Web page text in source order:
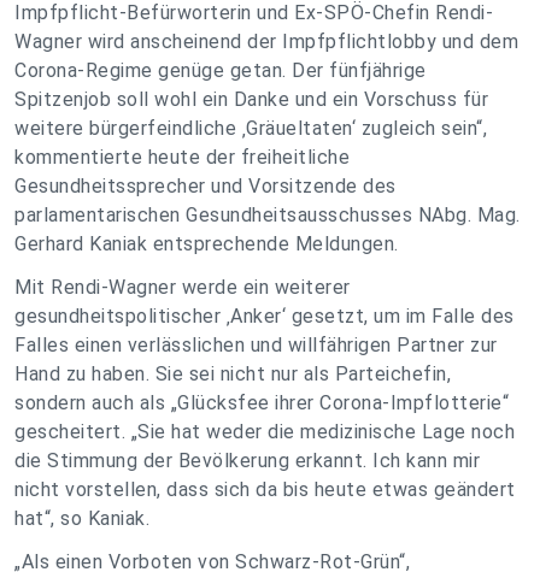
Impfpflicht-Befürworterin und Ex-SPÖ-Chefin Rendi-
Wagner wird anscheinend der Impfpflichtlobby und dem
Corona-Regime genüge getan. Der fünfjährige
Spitzenjob soll wohl ein Danke und ein Vorschuss für
weitere bürgerfeindliche ‚Gräueltaten‘ zugleich sein“,
kommentierte heute der freiheitliche
Gesundheitssprecher und Vorsitzende des
parlamentarischen Gesundheitsausschusses NAbg. Mag.
Gerhard Kaniak entsprechende Meldungen.
Mit Rendi-Wagner werde ein weiterer
gesundheitspolitischer ‚Anker‘ gesetzt, um im Falle des
Falles einen verlässlichen und willfährigen Partner zur
Hand zu haben. Sie sei nicht nur als Parteichefin,
sondern auch als „Glücksfee ihrer Corona-Impflotterie“
gescheitert. „Sie hat weder die medizinische Lage noch
die Stimmung der Bevölkerung erkannt. Ich kann mir
nicht vorstellen, dass sich da bis heute etwas geändert
hat“, so Kaniak.
„Als einen Vorboten von Schwarz-Rot-Grün“,